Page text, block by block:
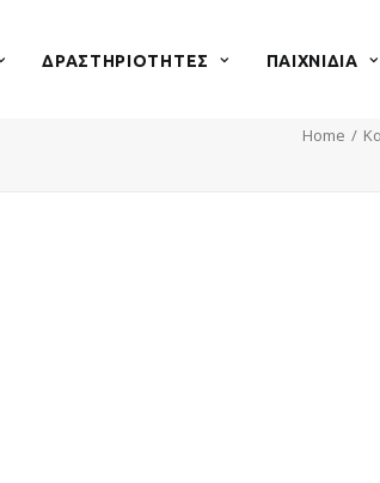
ΔΡΑΣΤΗΡΙΟΤΗΤΕΣ ΠΑΙΧΝΙΔΙΑ
Home